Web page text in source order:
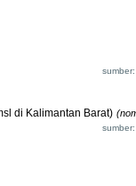
di Kalimantan Barat)